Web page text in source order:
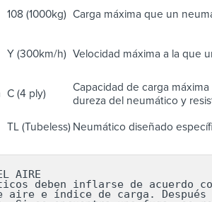
108 (1000kg) Carga máxima que un
Y (300km/h) Velocidad máxima a la que
C (4 ply)
Capacidad de carga
dureza del neumático y
TL (Tubeless) Neumático diseñado
AIRE
deben inflarse de acuerdo
aire e índice de carga. Después